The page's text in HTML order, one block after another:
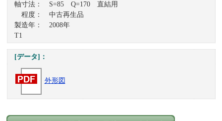
軸寸法： S=85 Q=170 直結用
程度： 中古再生品
製造年： 2008年
T1
[データ]：
外形図